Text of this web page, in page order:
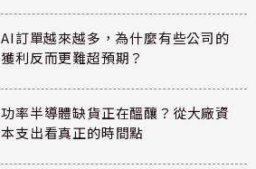
AI訂單越來越多，為什麼有些公司的
獲利反而更難超預期？
功率半導體缺貨正在醞釀？從大廠資
本支出看真正的時間點